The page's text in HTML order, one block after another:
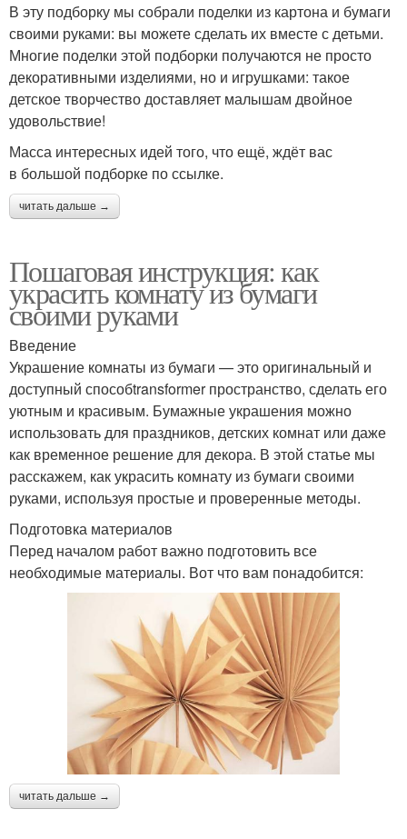
В эту подборку мы собрали поделки из картона и бумаги
своими руками: вы можете сделать их вместе с детьми.
Многие поделки этой подборки получаются не просто
декоративными изделиями, но и игрушками: такое
детское творчество доставляет малышам двойное
удовольствие!
Масса интересных идей того, что ещё, ждёт вас
в большой подборке по ссылке.
читать дальше →
Пошаговая инструкция: как
украсить комнату из бумаги
своими руками
Введение
Украшение комнаты из бумаги — это оригинальный и
доступный способtransformer пространство, сделать его
уютным и красивым. Бумажные украшения можно
использовать для праздников, детских комнат или даже
как временное решение для декора. В этой статье мы
расскажем, как украсить комнату из бумаги своими
руками, используя простые и проверенные методы.
Подготовка материалов
Перед началом работ важно подготовить все
необходимые материалы. Вот что вам понадобится:
читать дальше →